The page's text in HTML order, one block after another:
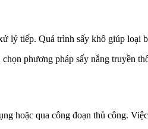
lý tiếp. Quá trình sấy khô giúp loại
phương pháp sấy nắng truyền
hoặc qua công đoạn thủ công.